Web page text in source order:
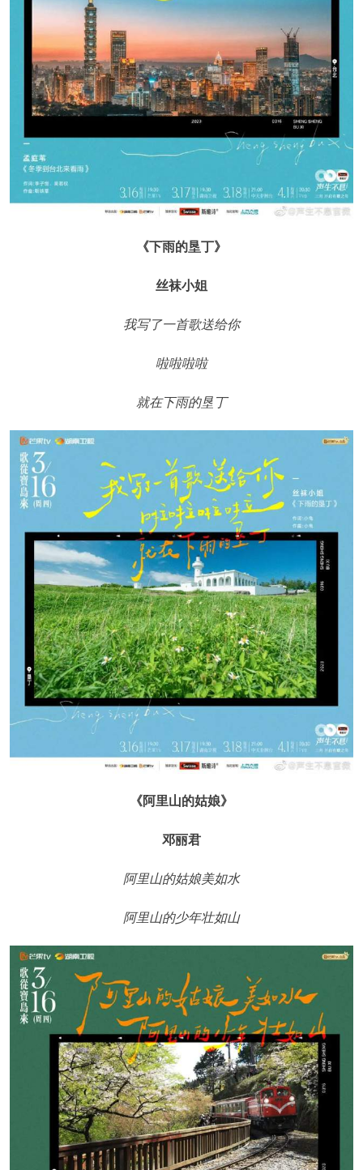
《下雨的垦丁》
丝袜小姐
我写了一首歌送给你
啦啦啦啦
就在下雨的垦丁
《阿里山的姑娘》
邓丽君
阿里山的姑娘美如水
阿里山的少年壮如山